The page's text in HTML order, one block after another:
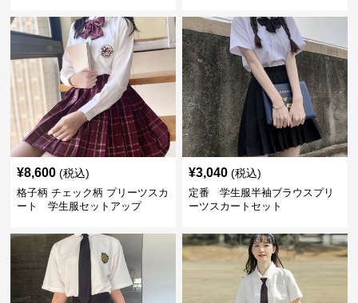
¥8,600 (税込)
格子柄 チェック柄 プリーツスカ
ート 学生服セットアップ
¥3,040 (税込)
定番 学生服半袖ブラウスプリ
ーツスカートセット